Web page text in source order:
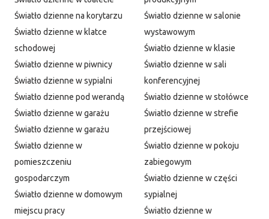
Światło dzienne na korytarzu
Światło dzienne w klatce
schodowej
Światło dzienne w piwnicy
Światło dzienne w sypialni
Światło dzienne pod werandą
Światło dzienne w garażu
Światło dzienne w garażu
Światło dzienne w
pomieszczeniu
gospodarczym
Światło dzienne w domowym
miejscu pracy
Światło dzienne w salonie
wystawowym
Światło dzienne w klasie
Światło dzienne w sali
konferencyjnej
Światło dzienne w stołówce
Światło dzienne w strefie
przejściowej
Światło dzienne w pokoju
zabiegowym
Światło dzienne w części
sypialnej
Światło dzienne w